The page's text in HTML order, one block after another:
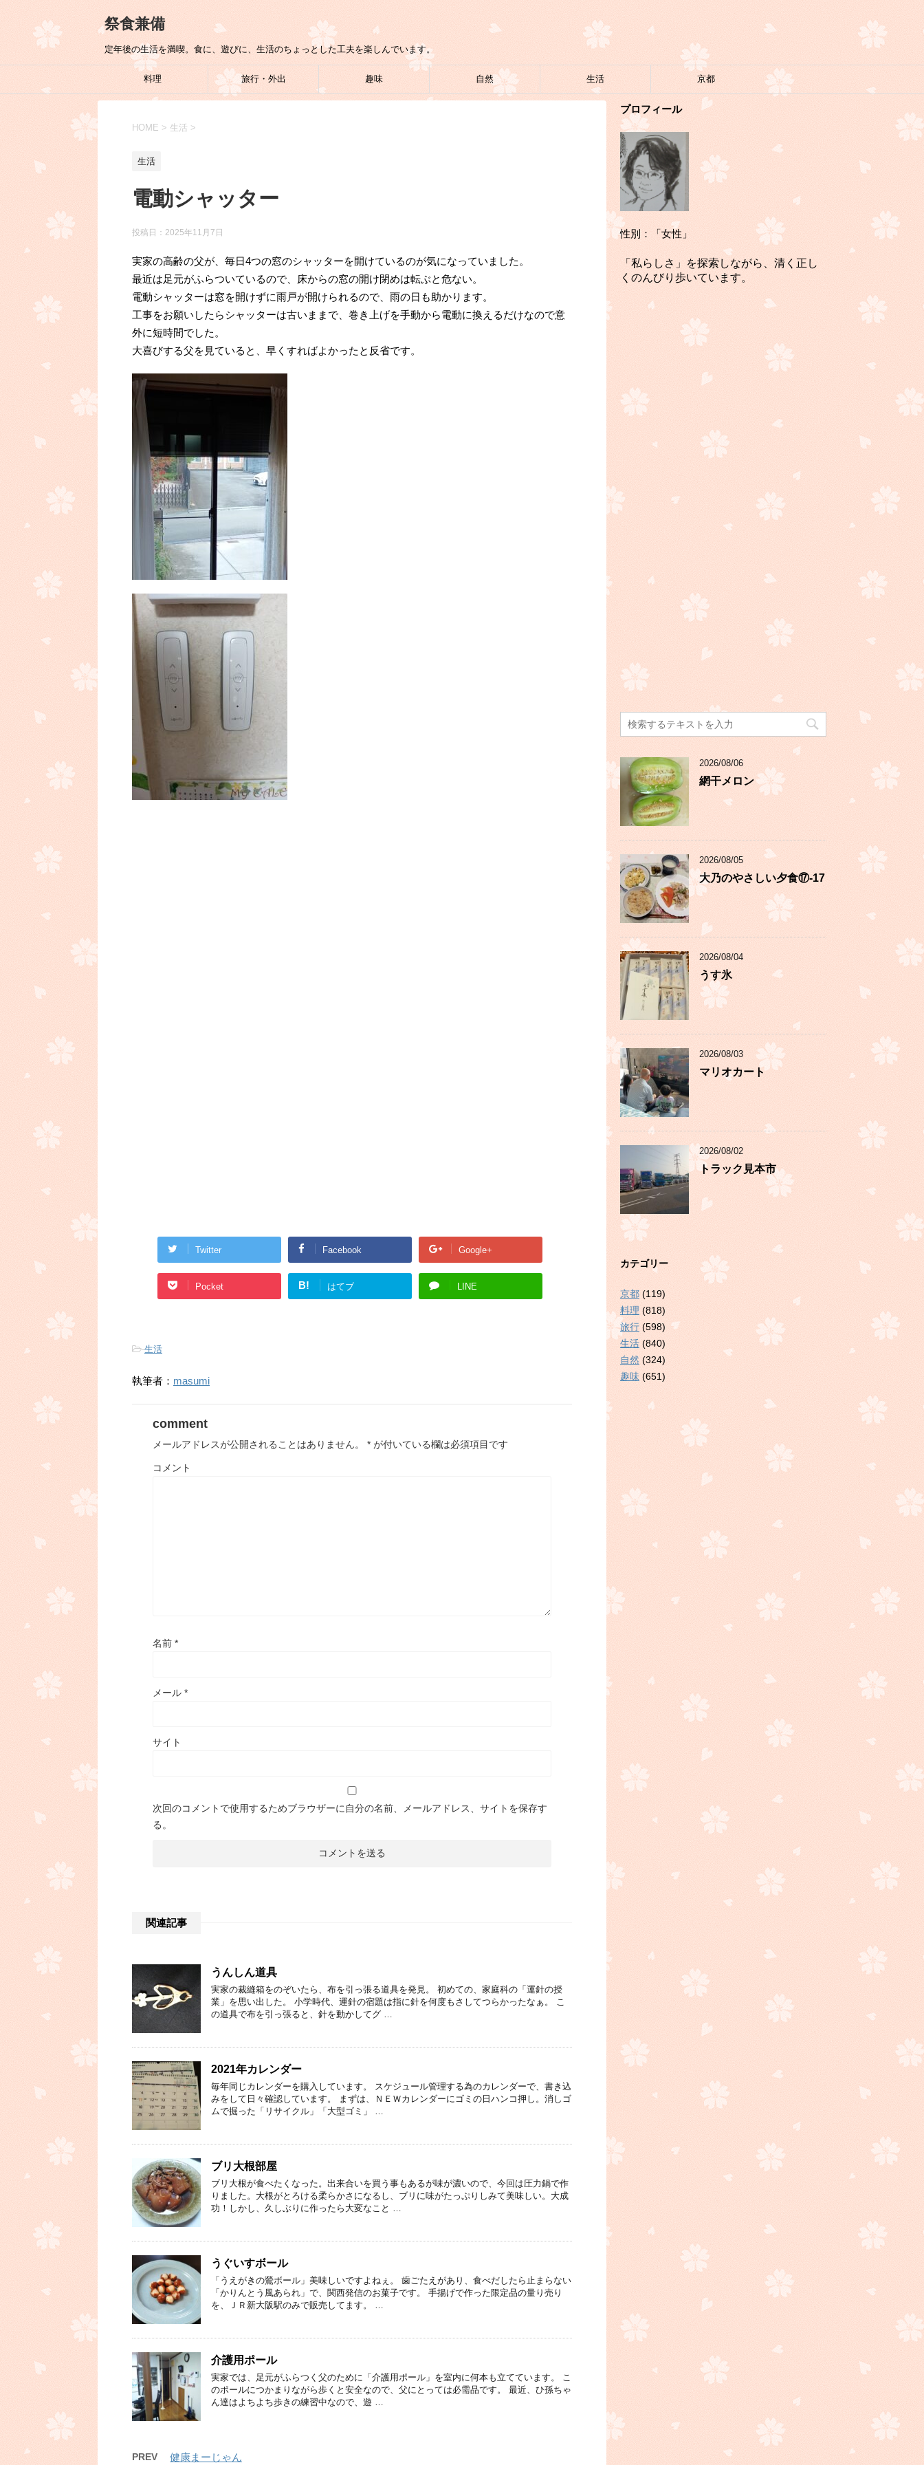
祭食兼備
定年後の生活を満喫。食に、遊びに、生活のちょっとした工夫を楽しんでいます。
料理 旅行・外出 趣味 自然 生活 京都
HOME > 生活 >
生活
電動シャッター
投稿日： 2025年11月7日
実家の高齢の父が、毎日4つの窓のシャッターを開けているのが気になっていました。
最近は足元がふらついているので、床からの窓の開け閉めは転ぶと危ない。
電動シャッターは窓を開けずに雨戸が開けられるので、雨の日も助かります。
工事をお願いしたらシャッターは古いままで、巻き上げを手動から電動に換えるだけなので意
外に短時間でした。
大喜びする父を見ていると、早くすればよかったと反省です。
Twitter Facebook Google+
Pocket B! はてブ LINE
-生活
執筆者： masumi
comment
メールアドレスが公開されることはありません。 * が付いている欄は必須項目です
コメント
名前 *
メール *
サイト
次回のコメントで使用するためブラウザーに自分の名前、メールアドレス、サイトを保存す
る。
関連記事
うんしん道具
実家の裁縫箱をのぞいたら、布を引っ張る道具を発見。 初めての、家庭科の「運針の授
業」を思い出した。 小学時代、運針の宿題は指に針を何度もさしてつらかったなぁ。 こ
の道具で布を引っ張ると、針を動かしてグ …
2021年カレンダー
毎年同じカレンダーを購入しています。 スケジュール管理する為のカレンダーで、書き込
みをして日々確認しています。 まずは、ＮＥＷカレンダーにゴミの日ハンコ押し。消しゴ
ムで掘った「リサイクル」「大型ゴミ」 …
ブリ大根部屋
ブリ大根が食べたくなった。出来合いを買う事もあるが味が濃いので、今回は圧力鍋で作
りました。大根がとろける柔らかさになるし、ブリに味がたっぷりしみて美味しい。大成
功！しかし、久しぶりに作ったら大変なこと …
うぐいすボール
「うえがきの鶯ボール」美味しいですよねぇ。 歯ごたえがあり、食べだしたら止まらない
「かりんとう風あられ」で、関西発信のお菓子です。 手揚げで作った限定品の量り売り
を、ＪＲ新大阪駅のみで販売してます。 …
介護用ポール
実家では、足元がふらつく父のために「介護用ポール」を室内に何本も立てています。 こ
のポールにつかまりながら歩くと安全なので、父にとっては必需品です。 最近、ひ孫ちゃ
ん達はよちよち歩きの練習中なので、遊 …
PREV 健康まーじゃん
プロフィール
性別：「女性」
「私らしさ」を探索しながら、清く正し
くのんびり歩いています。
2026/08/06
網干メロン
2026/08/05
大乃のやさしい夕食⑰-17
2026/08/04
うす氷
2026/08/03
マリオカート
2026/08/02
トラック見本市
カテゴリー
京都 (119)
料理 (818)
旅行 (598)
生活 (840)
自然 (324)
趣味 (651)